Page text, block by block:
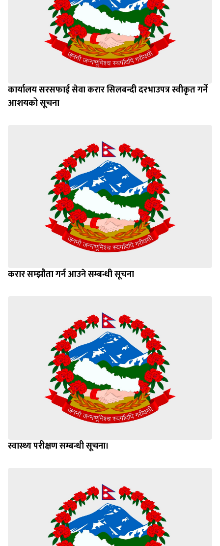
कार्यालय सरसफाई सेवा करार सिलबन्दी दरभाउपत्र स्वीकृत गर्ने
आशयको सूचना
करार सम्झौता गर्न आउने सम्बन्धी सूचना
स्वास्थ्य परीक्षण सम्बन्धी सूचना।